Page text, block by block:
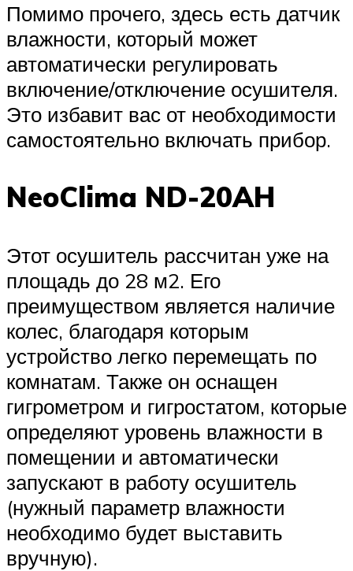
Помимо прочего, здесь есть датчик
влажности, который может
автоматически регулировать
включение/отключение осушителя.
Это избавит вас от необходимости
самостоятельно включать прибор.
NeoClima ND-20AH
Этот осушитель рассчитан уже на
площадь до 28 м2. Его
преимуществом является наличие
колес, благодаря которым
устройство легко перемещать по
комнатам. Также он оснащен
гигрометром и гигростатом, которые
определяют уровень влажности в
помещении и автоматически
запускают в работу осушитель
(нужный параметр влажности
необходимо будет выставить
вручную).